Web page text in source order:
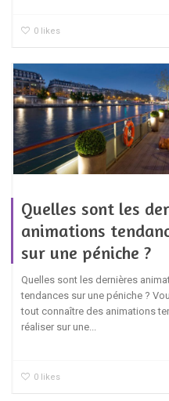
0 likes
Quelles sont les
animations
sur une péniche ?
Quelles sont les dernières
tendances sur une péniche ?
tout connaître des animations
réaliser sur une...
0 likes